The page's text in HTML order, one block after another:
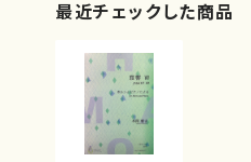
最近チェックした商品